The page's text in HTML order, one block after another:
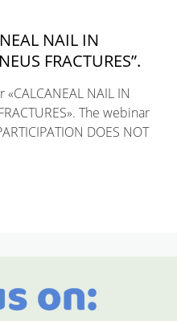
NAIL IN
FRACTURES”.
NAIL IN
The webinar
DOES NOT